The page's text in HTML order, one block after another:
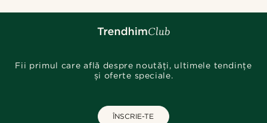
Fii primul care află despre noutăți, ultimele tendințe
și oferte speciale.
ÎNSCRIE-TE